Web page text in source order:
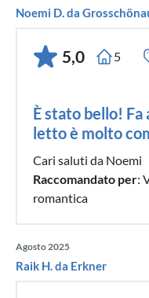
Noemi D. da
5,0 5
È stato bello! Fa
letto è molto
Cari saluti da Noemi
Raccomandato per:
romantica
Agosto 2025
Raik H. da Erkner